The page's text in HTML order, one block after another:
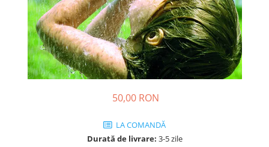
Oracole
Sănătate
Umor
Ficțiune
50,00 RON
LA COMANDĂ
Durată de livrare: 3-5 zile